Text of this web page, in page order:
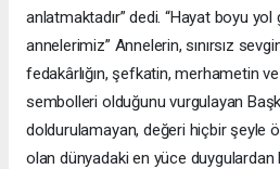
anlatmaktadır” dedi. “Hayat boyu
annelerimiz” Annelerin, sınırsız
fedakârlığın, şefkatin, merhametin
sembolleri olduğunu vurgulayan
doldurulamayan, değeri hiçbir şeyle
olan dünyadaki en yüce duygulardan